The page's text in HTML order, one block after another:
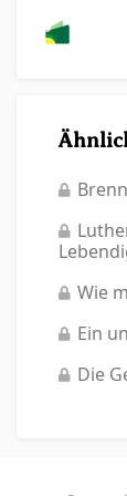
Wie
Ein
Die